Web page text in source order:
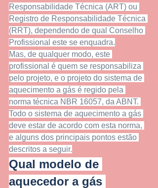
Responsabilidade Técnica (ART) ou
Registro de Responsabilidade Técnica
(RRT), dependendo de qual Conselho
Profissional este se enquadra.
Mas, de qualquer modo, este
profissional é quem se responsabiliza
pelo projeto, e o projeto do sistema de
aquecimento a gás é regido pela
norma técnica NBR 16057, da ABNT.
Todo o sistema de aquecimento a gás
deve estar de acordo com esta norma,
e alguns dos principais pontos estão
descritos a seguir.
Qual modelo de
aquecedor a gás